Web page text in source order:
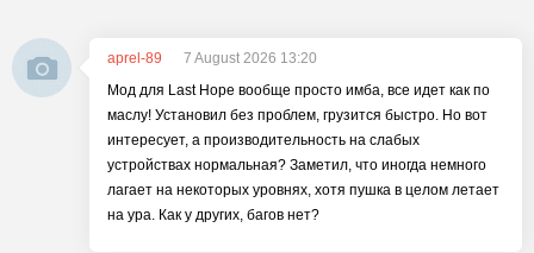
aprel-89
7 August 2026 13:20
Мод для Last Hope вообще просто имба, все идет как по
маслу! Установил без проблем, грузится быстро. Но вот
интересует, а производительность на слабых
устройствах нормальная? Заметил, что иногда немного
лагает на некоторых уровнях, хотя пушка в целом летает
на ура. Как у других, багов нет?